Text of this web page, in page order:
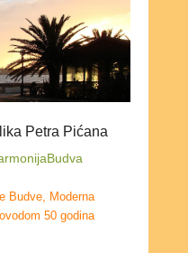
Petra Pićana
Budve, Moderna
50 godina